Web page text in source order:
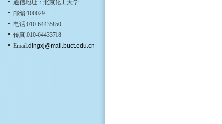
通信地址：北京化工大学
邮编:100029
电话:010-64435850
传真:010-64433718
Email:dingxj@mail.buct.edu.cn